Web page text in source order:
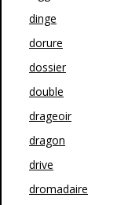
dinge
dorure
dossier
double
drageoir
dragon
drive
dromadaire